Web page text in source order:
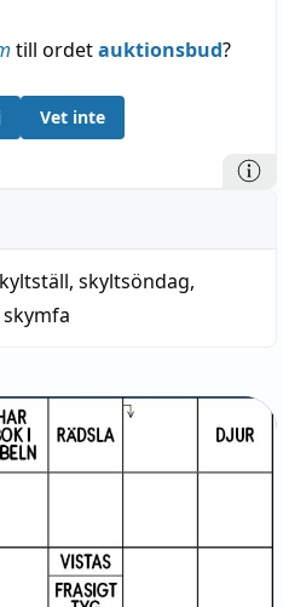
till ordetauktionsbud?
Vet inte
, skyltsöndag,
skymfa